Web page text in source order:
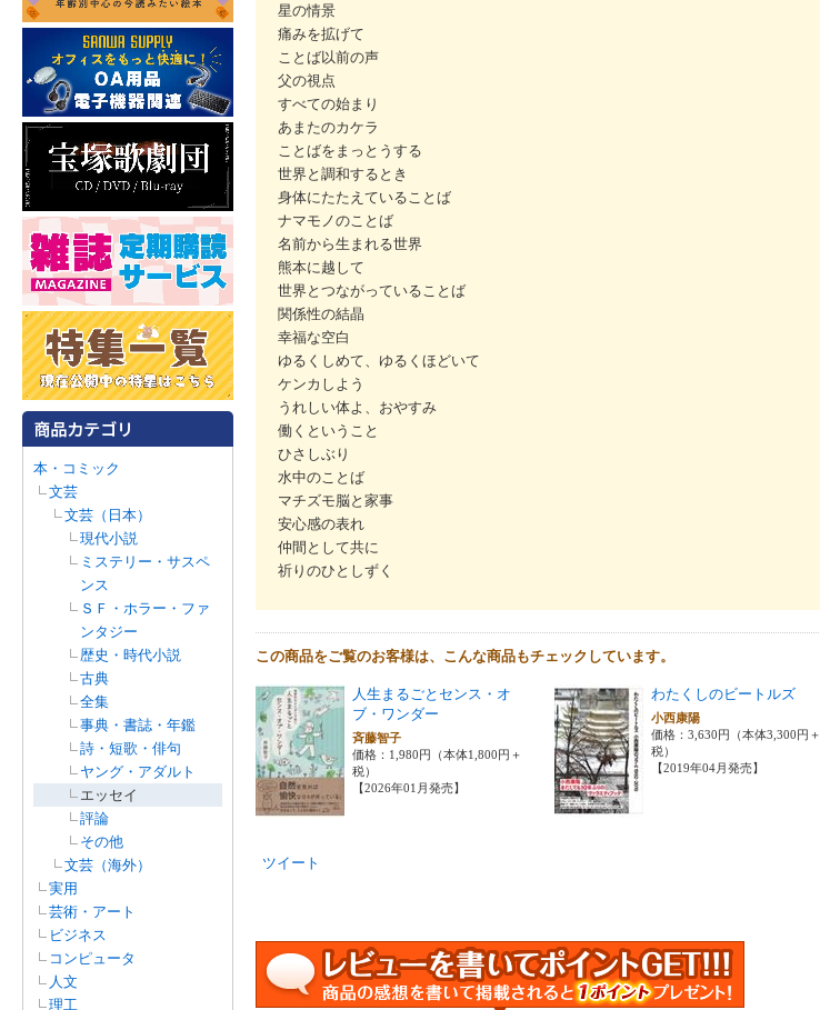
本・コミック
文芸
文芸（日本）
現代小説
ミステリー・サスペ
ンス
ＳＦ・ホラー・ファ
ンタジー
歴史・時代小説
古典
全集
事典・書誌・年鑑
詩・短歌・俳句
ヤング・アダルト
エッセイ
評論
その他
文芸（海外）
実用
芸術・アート
ビジネス
コンピュータ
人文
理工
星の情景
痛みを拡げて
ことば以前の声
父の視点
すべての始まり
あまたのカケラ
ことばをまっとうする
世界と調和するとき
身体にたたえていることば
ナマモノのことば
名前から生まれる世界
熊本に越して
世界とつながっていることば
関係性の結晶
幸福な空白
ゆるくしめて、ゆるくほどいて
ケンカしよう
うれしい体よ、おやすみ
働くということ
ひさしぶり
水中のことば
マチズモ脳と家事
安心感の表れ
仲間として共に
祈りのひとしずく
この商品をご覧のお客様は、こんな商品もチェックしています。
人生まるごとセンス・オ
ブ・ワンダー
斉藤智子
価格：1,980円（本体1,800円＋
税）
【2026年01月発売】
わたくしのビートルズ
小西康陽
価格：3,630円（本体3,300円＋
税）
【2019年04月発売】
ツイート